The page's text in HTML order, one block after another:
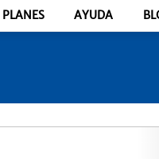
PLANES AYUDA